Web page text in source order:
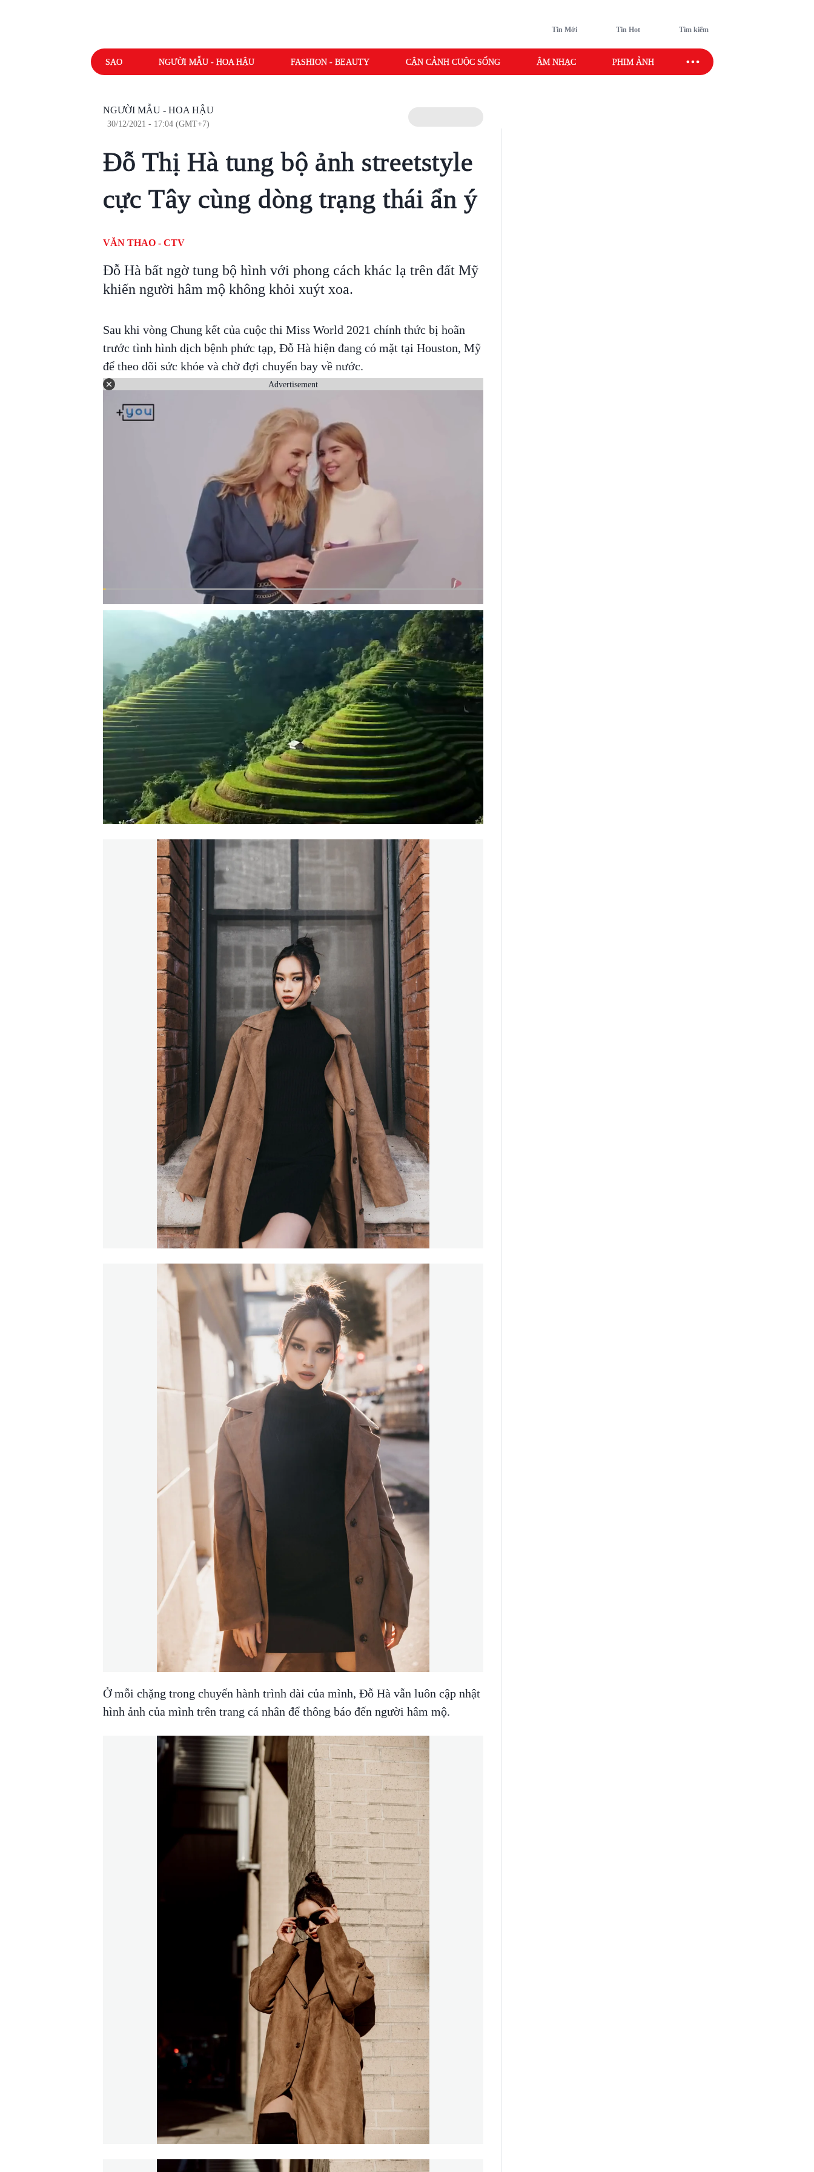
Tin Mới Tin Hot Tìm kiếm
SAO NGƯỜI MẪU - HOA HẬU FASHION - BEAUTY CẬN CẢNH CUỘC SỐNG ÂM NHẠC PHIM ẢNH SAO SPORT
NGƯỜI MẪU - HOA HẬU
30/12/2021 - 17:04 (GMT+7)
Đỗ Thị Hà tung bộ ảnh streetstyle
cực Tây cùng dòng trạng thái ẩn ý
VĂN THAO - CTV
Đỗ Hà bất ngờ tung bộ hình với phong cách khác lạ trên đất Mỹ
khiến người hâm mộ không khỏi xuýt xoa.
Sau khi vòng Chung kết của cuộc thi Miss World 2021 chính thức bị hoãn
trước tình hình dịch bệnh phức tạp, Đỗ Hà hiện đang có mặt tại Houston, Mỹ
để theo dõi sức khỏe và chờ đợi chuyến bay về nước.
Advertisement
Ở mỗi chặng trong chuyến hành trình dài của mình, Đỗ Hà vẫn luôn cập nhật
hình ảnh của mình trên trang cá nhân để thông báo đến người hâm mộ.